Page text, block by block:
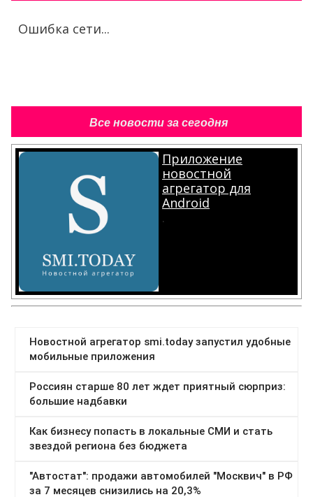
Ошибка сети...
Все новости за сегодня
Приложение
новостной
агрегатор для
Android
.